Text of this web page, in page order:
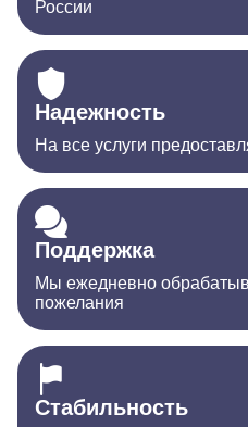
России
Надежность
На все услуги
Поддержка
Мы ежедневно
пожелания
Стабильность